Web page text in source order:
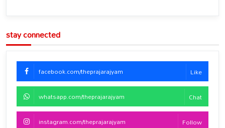
stay connected
facebook.com/theprajarajyam Like
whatsapp.com/theprajarajyam Chat
instagram.com/theprajarajyam Follow